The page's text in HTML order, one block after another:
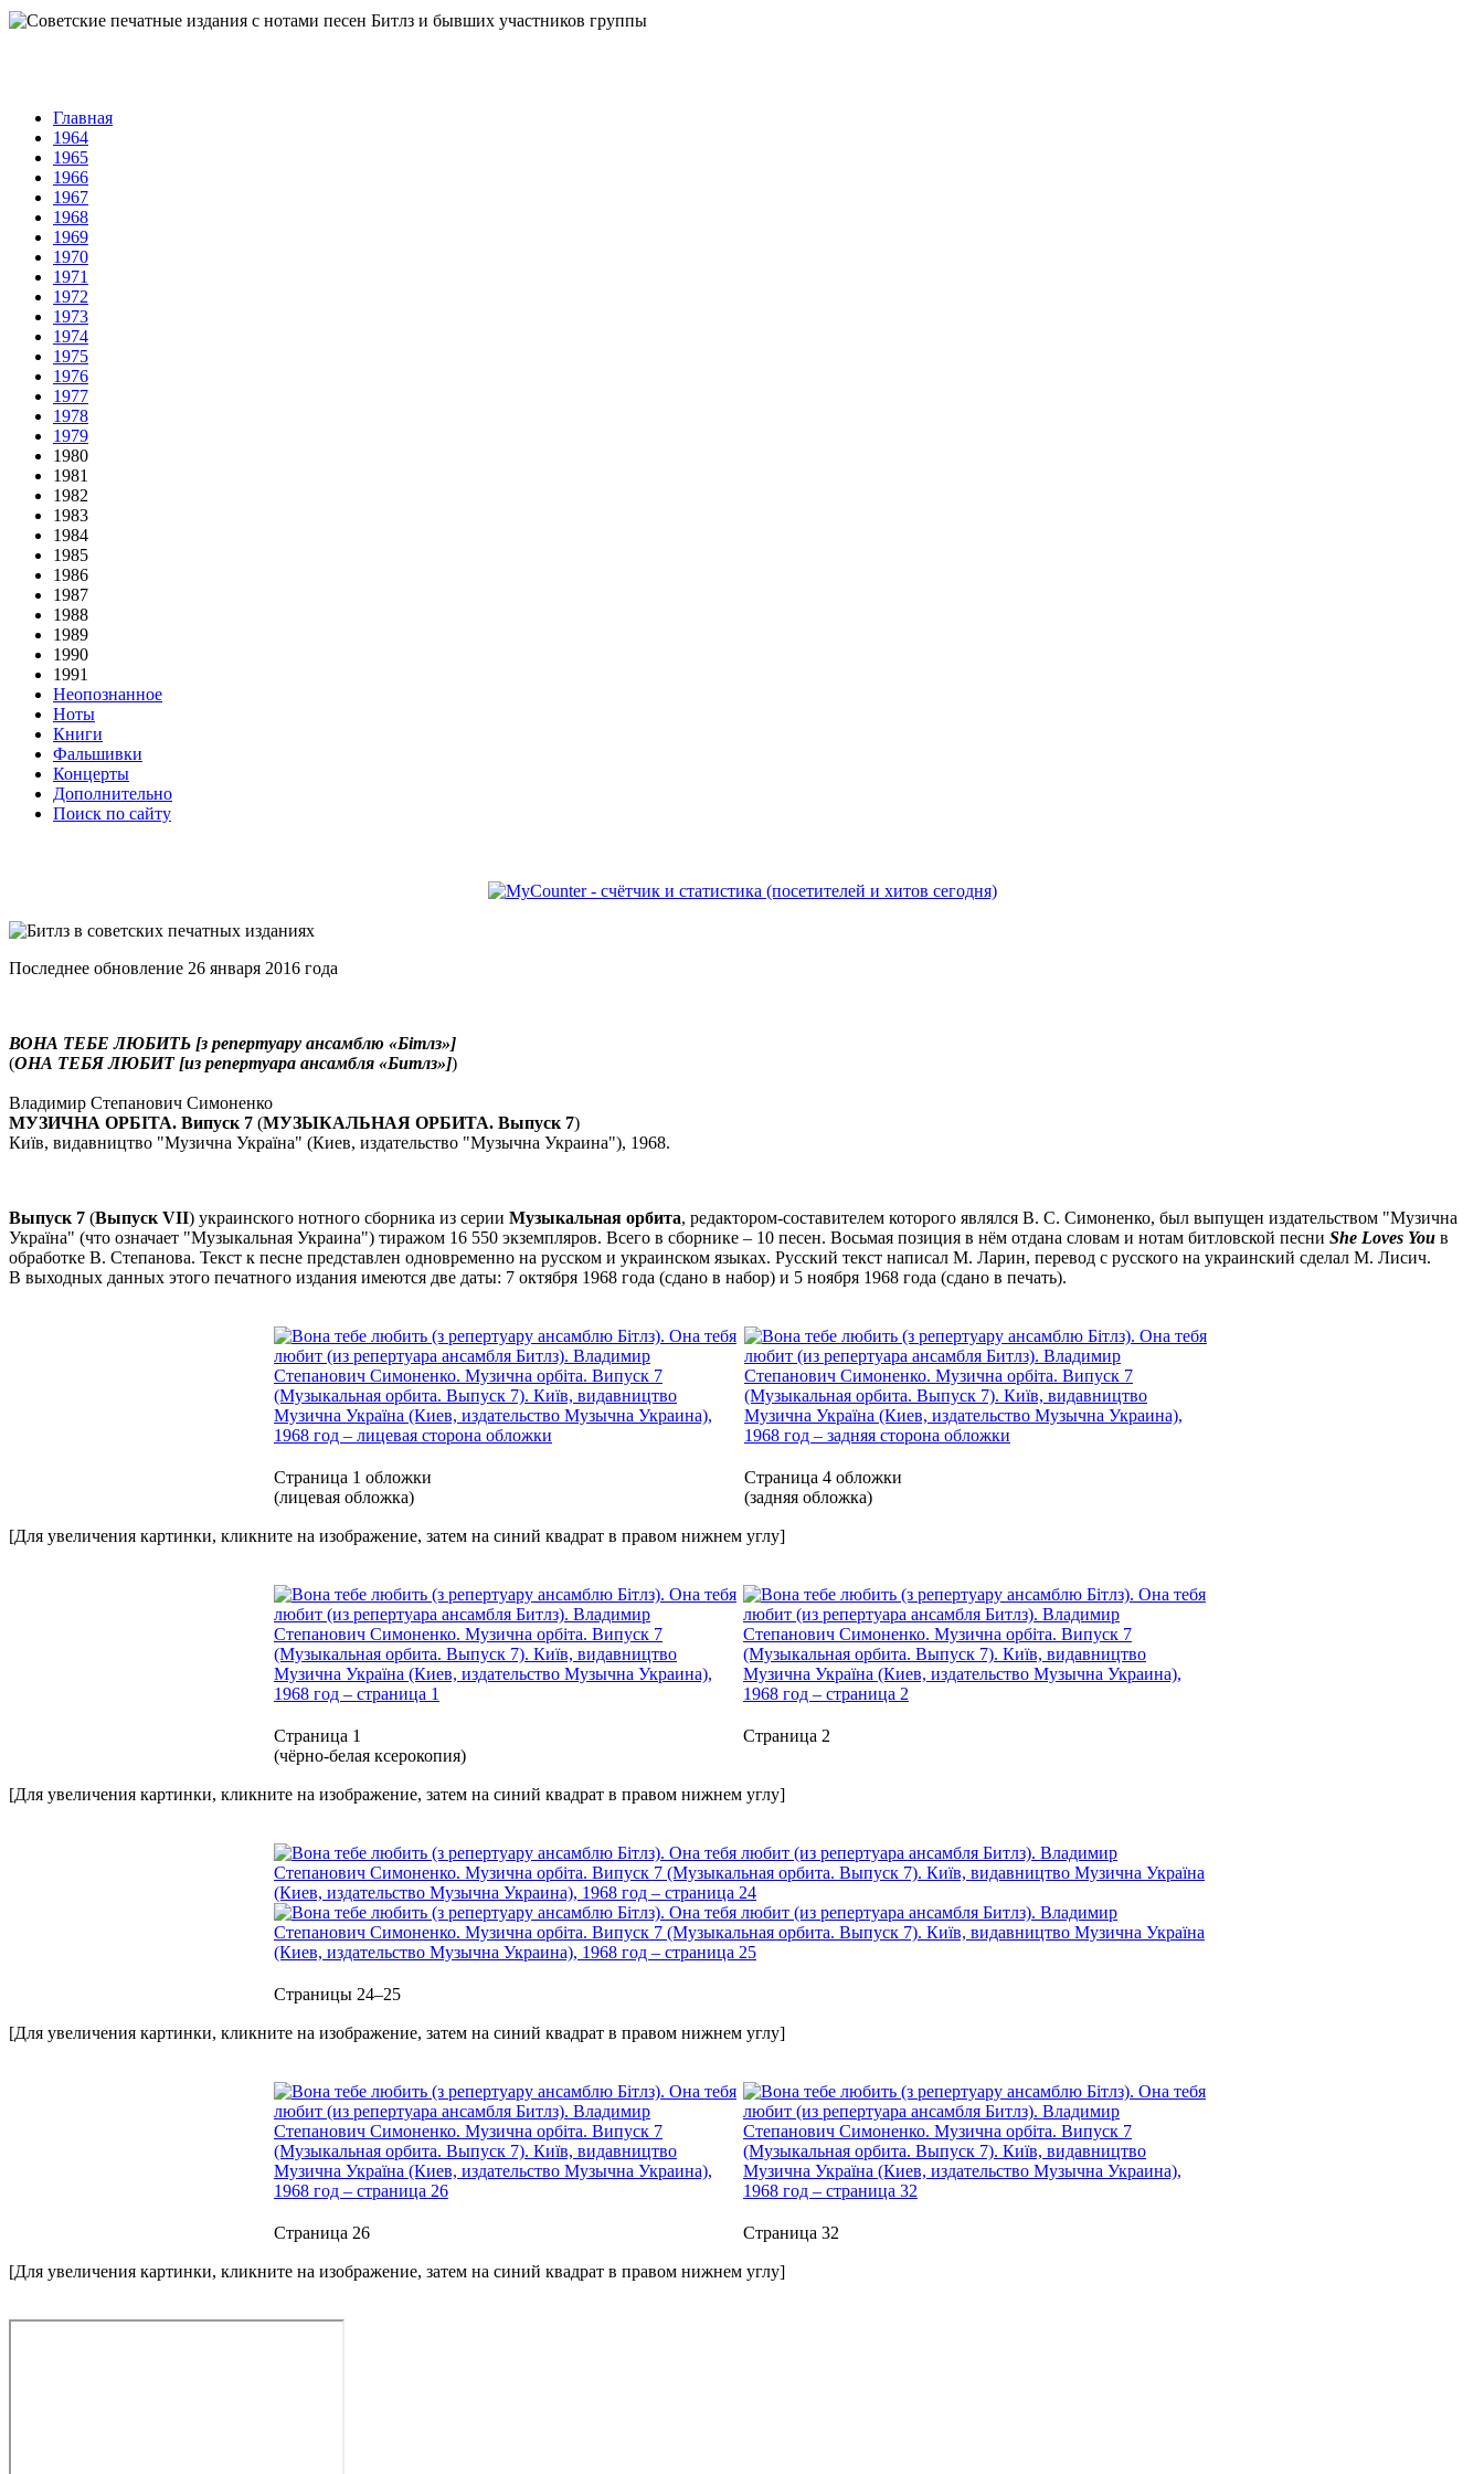
Главная
1964
1965
1966
1967
1968
1969
1970
1971
1972
1973
1974
1975
1976
1977
1978
1979
1980
1981
1982
1983
1984
1985
1986
1987
1988
1989
1990
1991
Неопознанное
Ноты
Книги
Фальшивки
Концерты
Дополнительно
Поиск по сайту
Последнее обновление 26 января 2016 года
ВОНА ТЕБЕ ЛЮБИТЬ [з репертуару ансамблю «Бiтлз»]
(ОНА ТЕБЯ ЛЮБИТ [из репертуара ансамбля «Битлз»])
Владимир Степанович Симоненко
МУЗИЧНА ОРБIТА. Випуск 7 (МУЗЫКАЛЬНАЯ ОРБИТА. Выпуск 7)
Киïв, видавництво "Музична Украïна" (Киев, издательство "Музычна Украина"), 1968.
Выпуск 7 (Выпуск VII) украинского нотного сборника из серии Музыкальная орбита, редактором-составителем которого являлся В. С. Симоненко, был выпущен издательством "Музична
Украïна" (что означает "Музыкальная Украина") тиражом 16 550 экземпляров. Всего в сборнике – 10 песен. Восьмая позиция в нём отдана словам и нотам битловской песни She Loves You в
обработке В. Степанова. Текст к песне представлен одновременно на русском и украинском языках. Русский текст написал М. Ларин, перевод с русского на украинский сделал М. Лисич.
В выходных данных этого печатного издания имеются две даты: 7 октября 1968 года (сдано в набор) и 5 ноября 1968 года (сдано в печать).
Страница 1 обложки
(лицевая обложка)
Страница 4 обложки
(задняя обложка)
[Для увеличения картинки, кликните на изображение, затем на синий квадрат в правом нижнем углу]
Страница 1
(чёрно-белая ксерокопия)
Страница 2
[Для увеличения картинки, кликните на изображение, затем на синий квадрат в правом нижнем углу]
Страницы 24–25
[Для увеличения картинки, кликните на изображение, затем на синий квадрат в правом нижнем углу]
Страница 26 Страница 32
[Для увеличения картинки, кликните на изображение, затем на синий квадрат в правом нижнем углу]